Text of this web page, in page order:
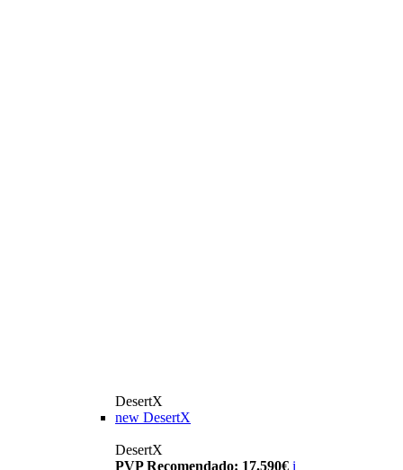
DesertX
new DesertX
DesertX
PVP Recomendado: 17.590€ i